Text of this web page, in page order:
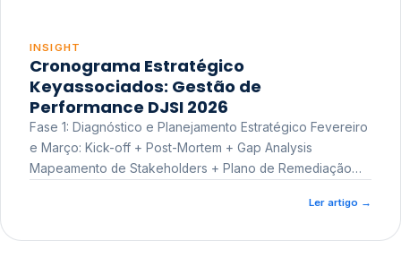
INSIGHT
Cronograma Estratégico
Keyassociados: Gestão de
Performance DJSI 2026
Fase 1: Diagnóstico e Planejamento Estratégico Fevereiro
e Março: Kick-off + Post-Mortem + Gap Analysis
Mapeamento de Stakeholders + Plano de Remediação
Ler artigo →